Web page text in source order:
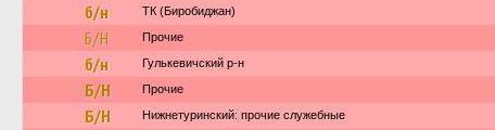
б/н ТК (Биробиджан)
Б/Н Прочие
б/н Гулькевичский р-н
Б/Н Прочие
Б/Н Нижнетуринский: прочие служебные